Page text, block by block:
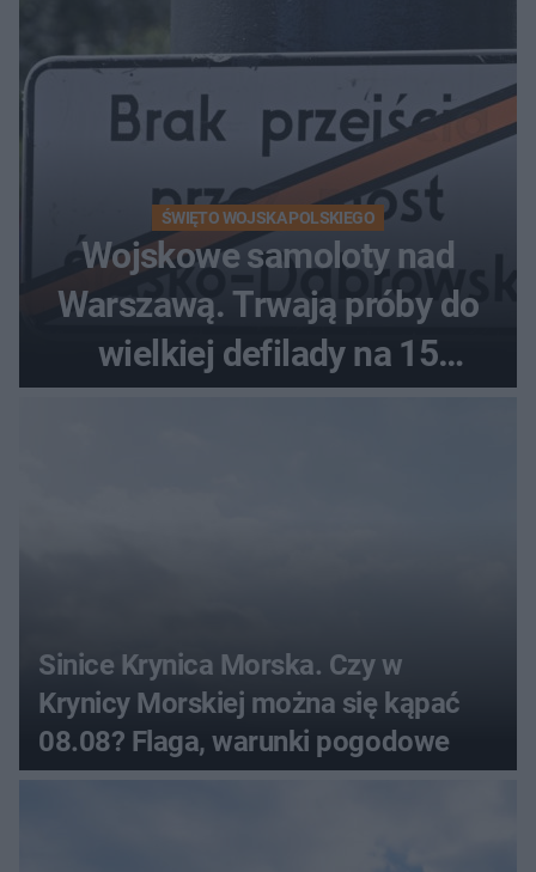
ŚWIĘTO WOJSKA POLSKIEGO
Wojskowe samoloty nad
Warszawą. Trwają próby do
wielkiej defilady na 15
sierpnia
Sinice Krynica Morska. Czy w
Krynicy Morskiej można się kąpać
08.08? Flaga, warunki pogodowe